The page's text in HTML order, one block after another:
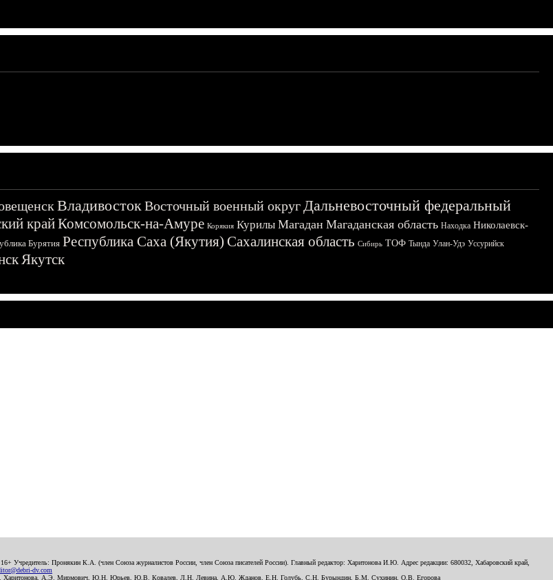
ВладивостокВосточный военный округДальневосточный федеральный
крайКомсомольск-на-Амуре Корякия Курилы Магадан Магаданская область Находка Николаевск-
Бурятия Республика Саха (Якутия) Сахалинская область Сибирь ТОФ Тында Улан-Удэ Уссурийск
Якутск
Учредитель: Пронякин К.А. (член Союза журналистов России, член Союза писателей России). Главный редактор: Харитонова И.Ю. Адрес редакции: 680032, Хабаровский край,
dv.com
И.Ю. Харитонова, А.Э. Мирмович, Ю.Н. Юрьев, Ю.В. Ковалев, Л.Н. Левина, А.Ю. Жданов, Е.Н. Голубь, С.Н. Бурындин, Б.М. Сухинин, О.В. Егорова